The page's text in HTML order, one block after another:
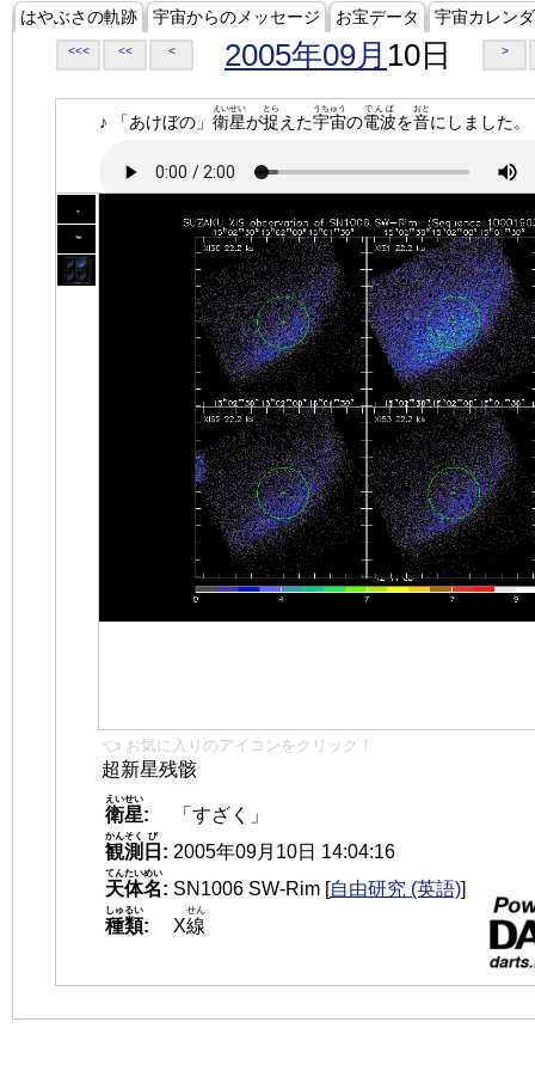
はやぶさの軌跡 宇宙からのメッセージ お宝データ 宇宙カレン
<<< << < 2005年09月 10日 >
♪ 「あけぼの」 衛星
えいせい
が捉
とら
えた宇宙
うちゅう
の電波
でんぱ
を音
おと
にしました。
👈 お気に入りのアイコンをクリック！
超新星残骸
衛星
えいせい
:
「すざく」
観測
かんそく
日
び
: 2005年09月10日 14:04:16
天体名
てんたいめい
: SN1006 SW-Rim [自由研究 (英語)]
種類
しゅるい
: X線
せん